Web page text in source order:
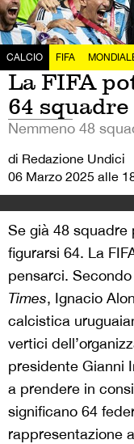
CALCIO FIFA
La FIFA
64
Nemmeno 48
di Redazione Undici
06 Marzo 2025 alle
Se già 48 squadre
figurarsi 64. La
pensarci.
Times, Ignacio
calcistica
vertici
presidente Gianni
a prendere in
significano 64
rappresentazione